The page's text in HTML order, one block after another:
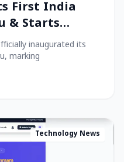
First India
& Starts
inaugurated its
marking
Technology News